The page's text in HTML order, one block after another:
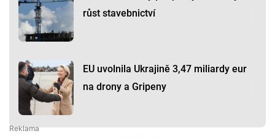
růst stavebnictví
EU uvolnila Ukrajině 3,47 miliardy eur
na drony a Gripeny